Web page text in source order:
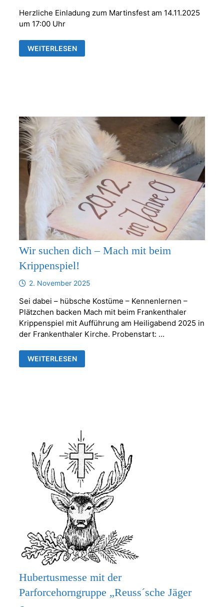
Herzliche Einladung zum Martinsfest am 14.11.2025
um 17:00 Uhr
MARTINSFEST
MIT
WEITERLESEN
Wir suchen dich – Mach mit beim
Krippenspiel!
2. November 2025
Sei dabei – hübsche Kostüme – Kennenlernen –
Plätzchen backen Mach mit beim Frankenthaler
Krippenspiel mit Aufführung am Heiligabend 2025 in
der Frankenthaler Kirche. Probenstart: …
WIR
SUCHEN
DICH
WEITERLESEN
Hubertusmesse mit der
Parforcehorngruppe „Reuss´sche Jäger